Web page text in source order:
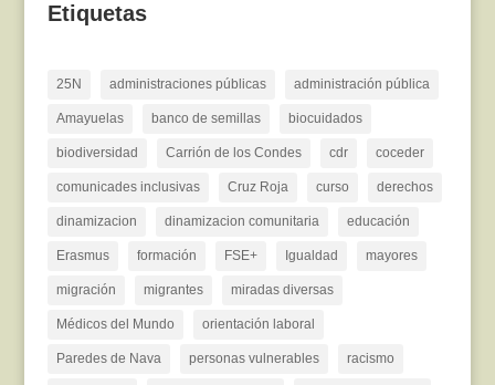
Etiquetas
25N administraciones públicas administración pública
Amayuelas banco de semillas biocuidados
biodiversidad Carrión de los Condes cdr coceder
comunicades inclusivas Cruz Roja curso derechos
dinamizacion dinamizacion comunitaria educación
Erasmus formación FSE+ Igualdad mayores
migración migrantes miradas diversas
Médicos del Mundo orientación laboral
Paredes de Nava personas vulnerables racismo